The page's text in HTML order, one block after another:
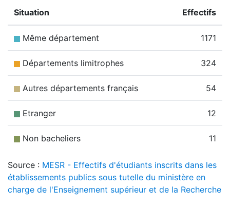
Situation Effectifs
Même département 1171
Départements limitrophes 324
Autres départements français 54
Etranger 12
Non bacheliers 11
Source : MESR - Effectifs d'étudiants inscrits dans les
établissements publics sous tutelle du ministère en
charge de l'Enseignement supérieur et de la Recherche